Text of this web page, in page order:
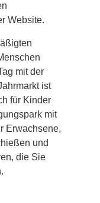
Website.
mit der
ist
für Kinder
mit
Erwachsene,
und
die Sie